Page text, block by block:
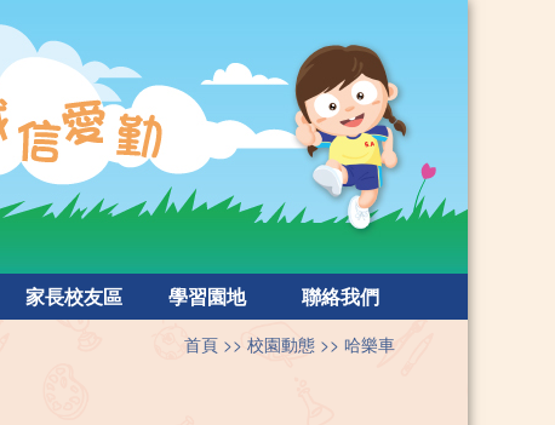
家長校友區 學習園地 聯絡我們
首頁 校園動態 哈樂車